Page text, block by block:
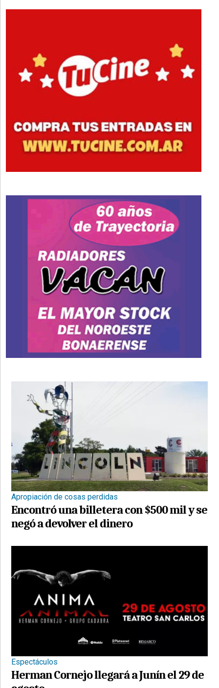
Apropiación de cosas perdidas
Encontró una billetera con $500 mil y se
negó a devolver el dinero
Espectáculos
Herman Cornejo llegará a Junín el 29 de